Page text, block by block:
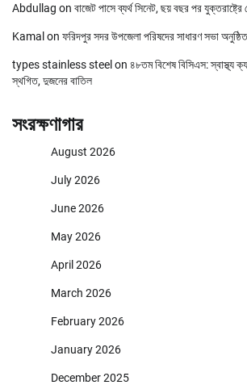
Abdullag on বাজেট পাসে ব্যর্থ সিনেট, ছয় বছর পর
Kamal on ফরিদপুর সদর উপজেলা পরিষদের সাধারণ সভা অনুষ্ঠিত
types stainless steel on ৪৮তম বিশেষ বিসিএস: স্বাস্থ্য
স্থগিত, দুজনের বাতিল
সংরক্ষণাগার
August 2026
July 2026
June 2026
May 2026
April 2026
March 2026
February 2026
January 2026
December 2025